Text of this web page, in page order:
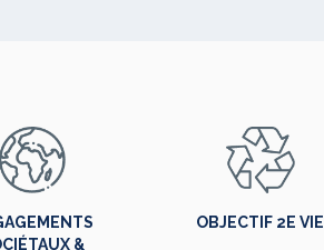
&
OBJECTIF 2E VIE